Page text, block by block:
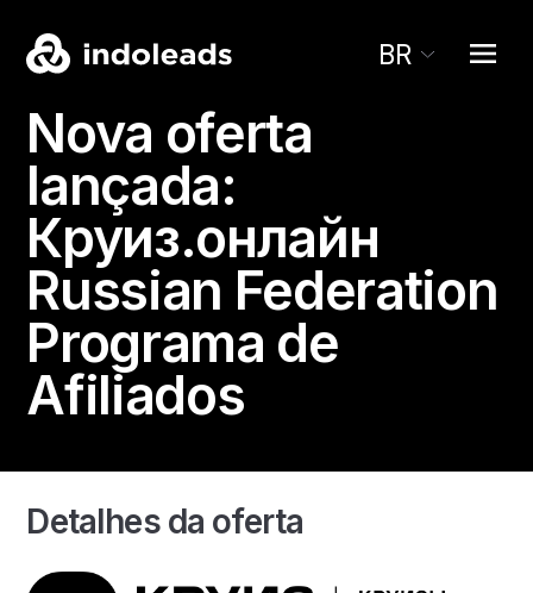
BR
Nova oferta
lançada:
Круиз.онлайн
Russian Federation
Programa de
Afiliados
Detalhes da oferta